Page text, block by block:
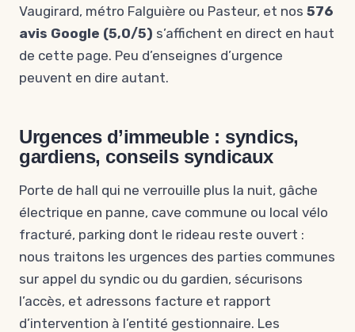
Vaugirard, métro Falguière ou Pasteur, et nos 576
avis Google (5,0/5) s’affichent en direct en haut
de cette page. Peu d’enseignes d’urgence
peuvent en dire autant.
Urgences d’immeuble : syndics,
gardiens, conseils syndicaux
Porte de hall qui ne verrouille plus la nuit, gâche
électrique en panne, cave commune ou local vélo
fracturé, parking dont le rideau reste ouvert :
nous traitons les urgences des parties communes
sur appel du syndic ou du gardien, sécurisons
l’accès, et adressons facture et rapport
d’intervention à l’entité gestionnaire. Les